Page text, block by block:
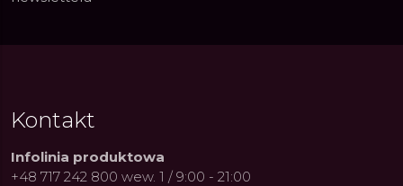
Kontakt
Infolinia produktowa
+48 717 242 800 wew. 1 / 9:00 - 21:00